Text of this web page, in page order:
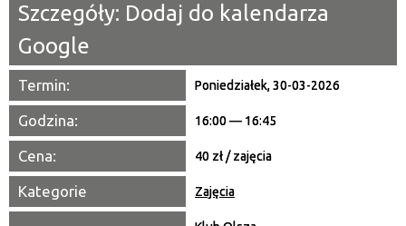
Szczegóły: Dodaj do kalendarza
Google
Termin: Poniedziałek, 30-03-2026
Godzina: 16:00 — 16:45
Cena: 40 zł / zajęcia
Kategorie Zajęcia